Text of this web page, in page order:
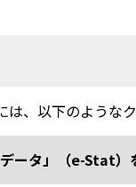
、以下のような
ータ」（e-Stat